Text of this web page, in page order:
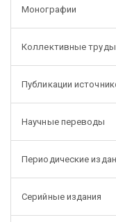
Монографии
Коллективные труды
Публикации
Научные переводы
Периодические
Серийные издания